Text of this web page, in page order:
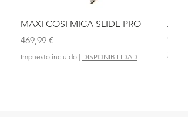
MAXI COSI MICA SLIDE PRO
Precio
469,99 €
Impuesto incluido | DISPONIBILIDAD